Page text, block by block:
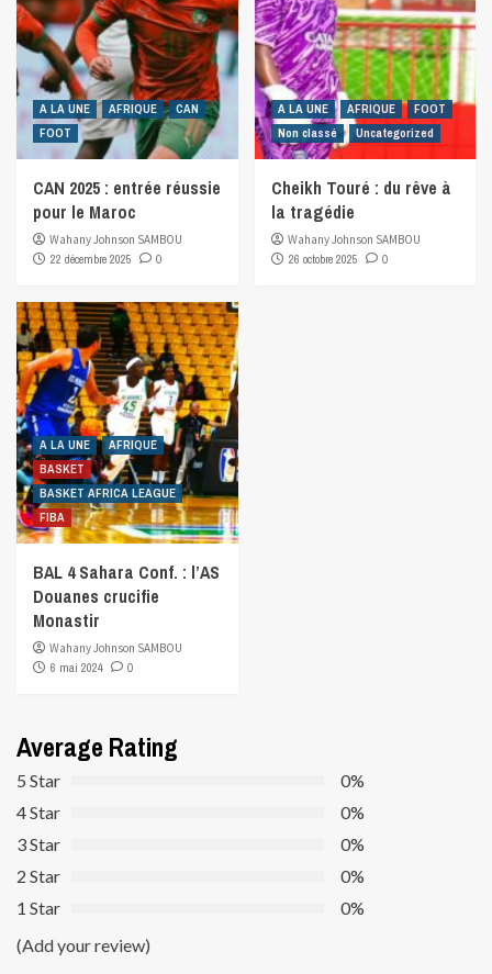
A LA UNE AFRIQUE
CAN
FOOT
CAN 2025 : entrée réussie
pour le Maroc
Wahany Johnson SAMBOU
22 décembre 2025
0
A LA UNE AFRIQUE
FOOT
Non classé
Uncategorized
Cheikh Touré : du rêve à
la tragédie
Wahany Johnson SAMBOU
26 octobre 2025
0
A LA UNE
AFRIQUE
BASKET
BASKET AFRICA LEAGUE
FIBA
BAL 4 Sahara Conf. : l’AS
Douanes crucifie
Monastir
Wahany Johnson SAMBOU
6 mai 2024
0
Average Rating
5 Star
0%
4 Star
0%
3 Star
0%
2 Star
0%
1 Star
0%
(Add your review)